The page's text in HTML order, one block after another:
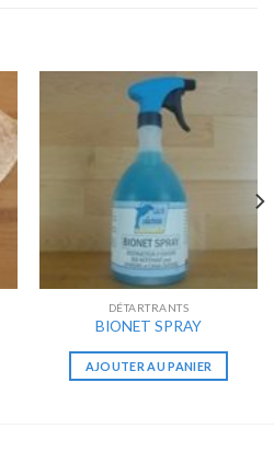
DÉTARTRANTS
BIONET SPRAY
AJOUTER AU PANIER